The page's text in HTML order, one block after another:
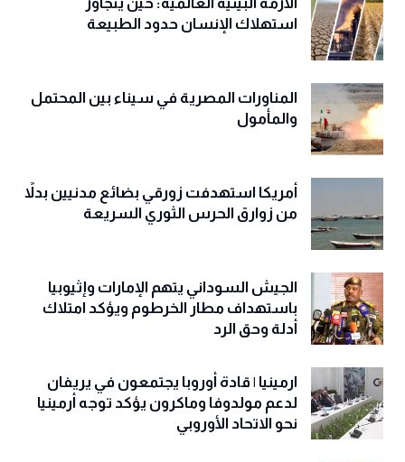
استهلاك الإنسان حدود الطبيعة
المناورات المصرية في سيناء بين المحتمل
والمأمول
أمريكا استهدفت زورقي بضائع مدنيين بدلاً
من زوارق الحرس الثوري السريعة
الجيش السوداني يتهم الإمارات وإثيوبيا
باستهداف مطار الخرطوم ويؤكد امتلاك
أدلة وحق الرد
ارمينيا | قادة أوروبا يجتمعون في يريفان
لدعم مولدوفا وماكرون يؤكد توجه أرمينيا
نحو الاتحاد الأوروبي